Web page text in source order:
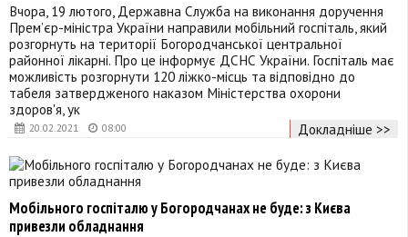
20.02.2021 08:00
Вчора, 19 лютого, Державна Служба на виконання доручення
Прем’єр-міністра України направили мобільний госпіталь, який
розгорнуть на території Богородчанської центральної
районної лікарні. Про це інформує ДСНС України. Госпіталь має
можливість розгорнути 120 ліжко-місць та відповідно до
табеля затвердженого наказом Міністерства охорони
здоров'я, ук
Докладніше >>
Мобільного госпіталю у Богородчанах не буде: з Києва
привезли обладнання